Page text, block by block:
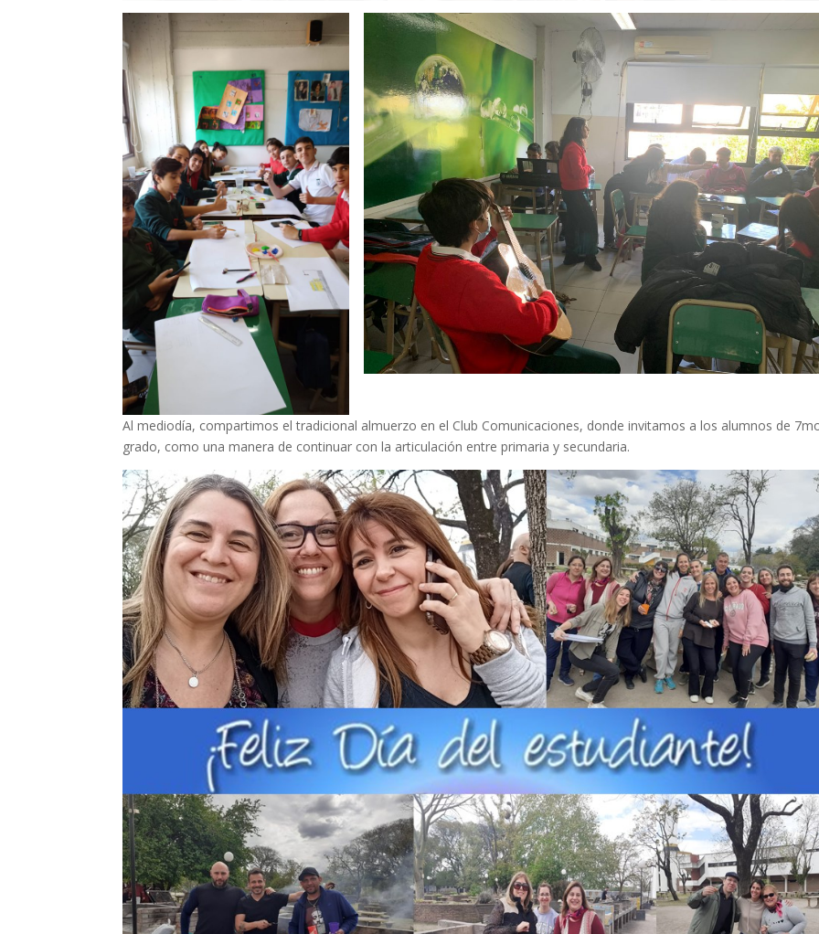
Al mediodía, compartimos el tradicional almuerzo en el Club Comunicaciones, donde invitamos a los alumnos de
grado, como una manera de continuar con la articulación entre primaria y secundaria.